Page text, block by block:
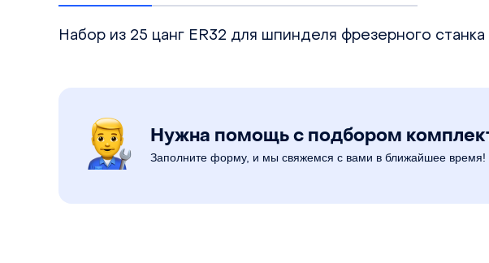
Набор из 25 цанг ER32 для шпинделя фрезерного станка
Нужна помощь с подбором
Заполните форму, и мы свяжемся с вами в ближайшее время!